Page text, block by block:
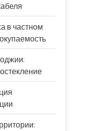
в частном